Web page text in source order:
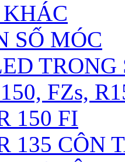
SỐ MÓC
FZs,
150 FI
135 CÔN